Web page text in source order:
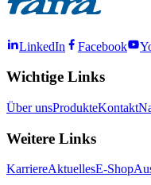
LinkedIn Facebook
Wichtige Links
Über unsProdukteKontakt
Weitere Links
KarriereAktuellesE-Shop